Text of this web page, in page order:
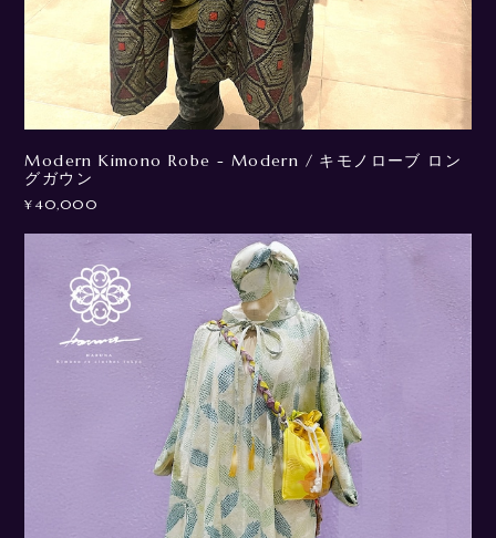
Modern Kimono Robe - Modern / キモノローブ ロン
グガウン
¥40,000